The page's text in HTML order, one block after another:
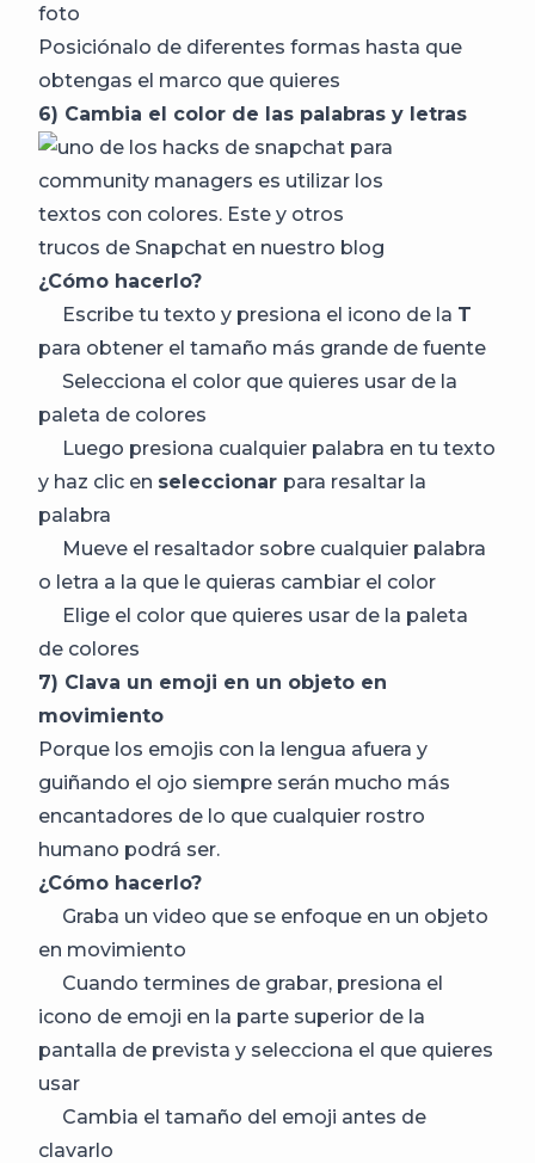
foto
Posiciónalo de diferentes formas hasta que
obtengas el marco que quieres
6) Cambia el color de las palabras y letras
¿Cómo hacerlo?
Escribe tu texto y presiona el icono de la T
para obtener el tamaño más grande de fuente
Selecciona el color que quieres usar de la
paleta de colores
Luego presiona cualquier palabra en tu texto
y haz clic en seleccionar para resaltar la
palabra
Mueve el resaltador sobre cualquier palabra
o letra a la que le quieras cambiar el color
Elige el color que quieres usar de la paleta
de colores
7) Clava un emoji en un objeto en
movimiento
Porque los emojis con la lengua afuera y
guiñando el ojo siempre serán mucho más
encantadores de lo que cualquier rostro
humano podrá ser.
¿Cómo hacerlo?
Graba un video que se enfoque en un objeto
en movimiento
Cuando termines de grabar, presiona el
icono de emoji en la parte superior de la
pantalla de prevista y selecciona el que quieres
usar
Cambia el tamaño del emoji antes de
clavarlo